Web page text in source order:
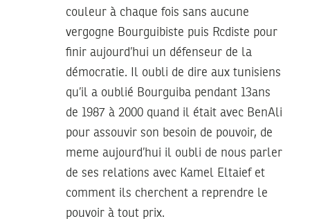
couleur à chaque fois sans aucune
vergogne Bourguibiste puis Rcdiste pour
finir aujourd’hui un défenseur de la
démocratie. Il oubli de dire aux tunisiens
qu’il a oublié Bourguiba pendant 13ans
de 1987 à 2000 quand il était avec BenAli
pour assouvir son besoin de pouvoir, de
meme aujourd’hui il oubli de nous parler
de ses relations avec Kamel Eltaief et
comment ils cherchent a reprendre le
pouvoir à tout prix.